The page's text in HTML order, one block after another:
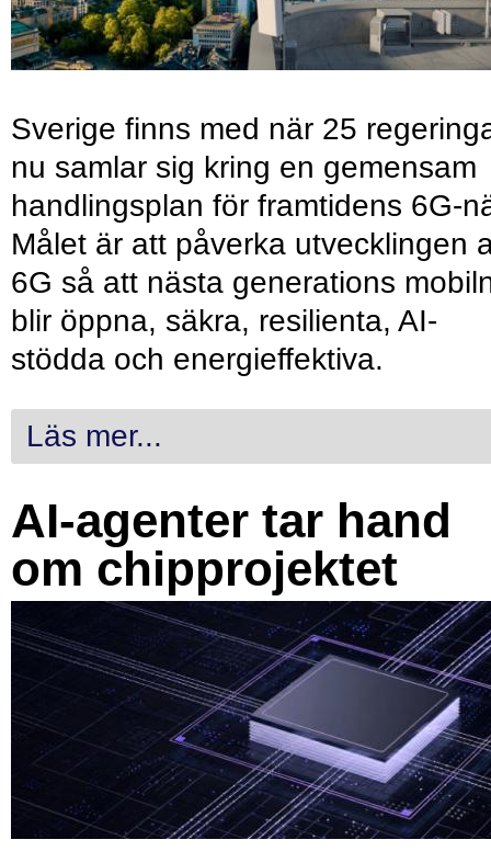
Sverige finns med när 25
nu samlar sig kring en gemensam
handlingsplan för framtidens 6G-
Målet är att påverka utvecklingen
6G så att nästa generations
blir öppna, säkra, resilienta, AI-
stödda och energieffektiva.
Läs mer...
AI-agenter tar hand
om chipprojektet